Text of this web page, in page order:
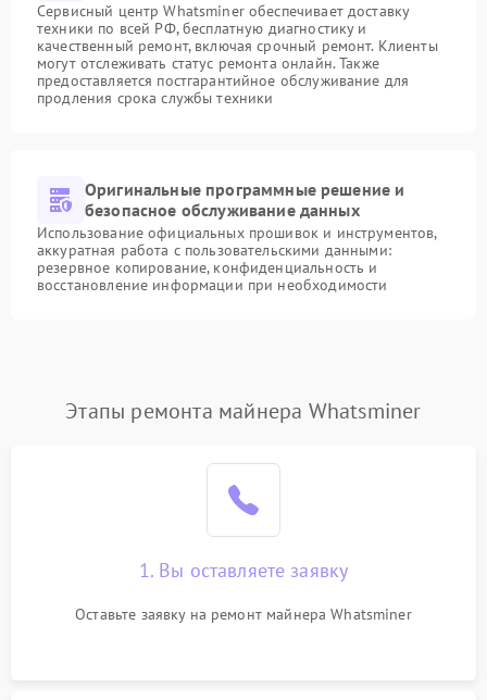
Сервисный центр Whatsminer обеспечивает доставку
техники по всей РФ, бесплатную диагностику и
качественный ремонт, включая срочный ремонт. Клиенты
могут отслеживать статус ремонта онлайн. Также
предоставляется постгарантийное обслуживание для
продления срока службы техники
Оригинальные программные решение и
безопасное обслуживание данных
Использование официальных прошивок и инструментов,
аккуратная работа с пользовательскими данными:
резервное копирование, конфиденциальность и
восстановление информации при необходимости
Этапы ремонта майнера Whatsminer
1. Вы оставляете заявку
Оставьте заявку на ремонт майнера Whatsminer